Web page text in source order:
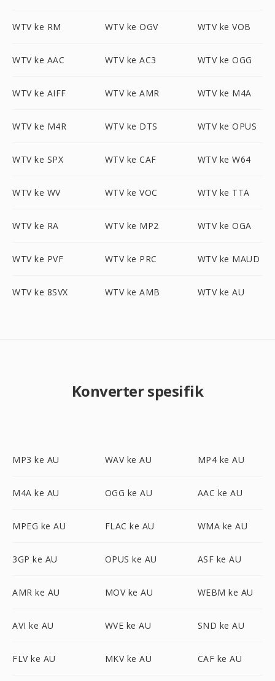
WTV ke RM WTV ke OGV WTV ke VOB
WTV ke AAC WTV ke AC3 WTV ke OGG
WTV ke AIFF WTV ke AMR WTV ke M4A
WTV ke M4R WTV ke DTS WTV ke OPUS
WTV ke SPX WTV ke CAF WTV ke W64
WTV ke WV WTV ke VOC WTV ke TTA
WTV ke RA WTV ke MP2 WTV ke OGA
WTV ke PVF WTV ke PRC WTV ke MAUD
WTV ke 8SVX WTV ke AMB WTV ke AU
Konverter spesifik
MP3 ke AU WAV ke AU MP4 ke AU
M4A ke AU OGG ke AU AAC ke AU
MPEG ke AU FLAC ke AU WMA ke AU
3GP ke AU OPUS ke AU ASF ke AU
AMR ke AU MOV ke AU WEBM ke AU
AVI ke AU WVE ke AU SND ke AU
FLV ke AU MKV ke AU CAF ke AU